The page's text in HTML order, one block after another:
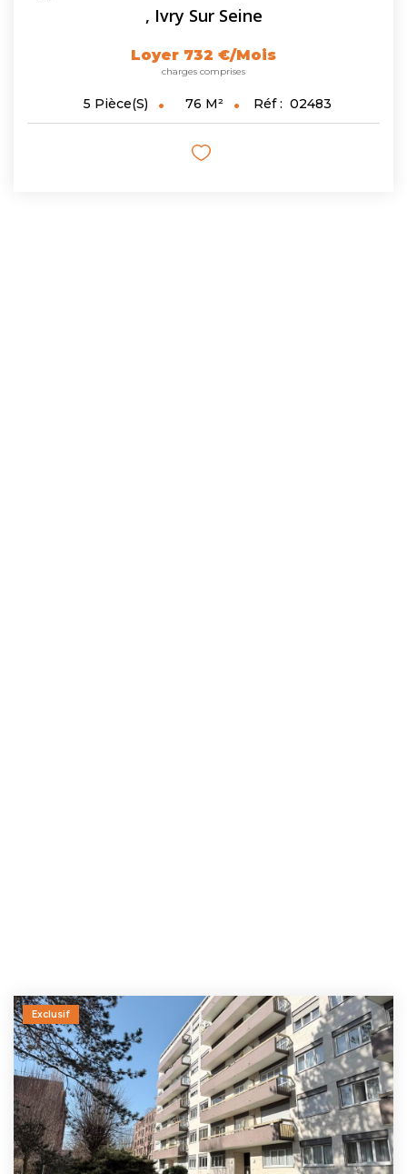
, Ivry Sur Seine
Loyer 732 €/mois
charges comprises
5 Pièce(s) 76 M² Réf : 02483
Exclusif